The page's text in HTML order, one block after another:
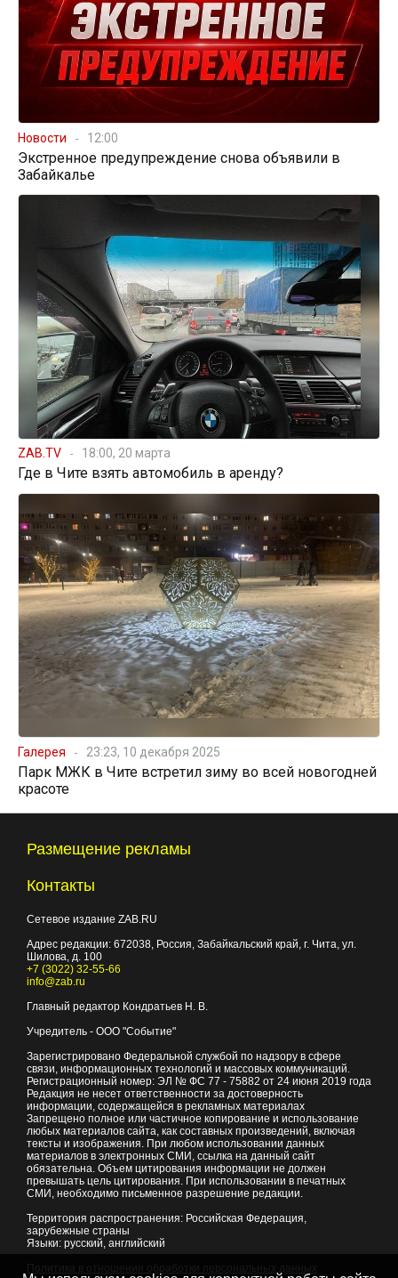
Новости 12:00
Экстренное предупреждение снова объявили в
Забайкалье
ZAB.TV 18:00, 20 марта
Где в Чите взять автомобиль в аренду?
Галерея 23:23, 10 декабря 2025
Парк МЖК в Чите встретил зиму во всей новогодней
красоте
Размещение рекламы
Контакты
Сетевое издание ZAB.RU
Адрес редакции: 672038, Россия, Забайкальский край, г. Чита, ул.
Шилова, д. 100
+7 (3022) 32-55-66
info@zab.ru
Главный редактор Кондратьев Н. В.
Учредитель - ООО "Событие"
Зарегистрировано Федеральной службой по надзору в сфере
связи, информационных технологий и массовых коммуникаций.
Регистрационный номер: ЭЛ № ФС 77 - 75882 от 24 июня 2019 года
Редакция не несет ответственности за достоверность
информации, содержащейся в рекламных материалах
Запрещено полное или частичное копирование и использование
любых материалов сайта, как составных произведений, включая
тексты и изображения. При любом использовании данных
материалов в электронных СМИ, ссылка на данный сайт
обязательна. Объем цитирования информации не должен
превышать цель цитирования. При использовании в печатных
СМИ, необходимо письменное разрешение редакции.
Территория распространения: Российская Федерация,
зарубежные страны
Языки: русский, английский